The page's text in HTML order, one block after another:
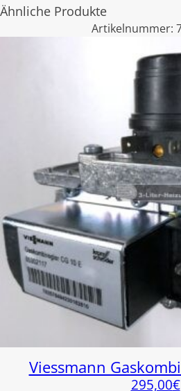
Ähnliche Produkte
Artikelnummer:
Viessmann
295,00€